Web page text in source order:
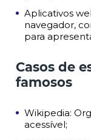
Aplicativos
navegador,
para
Casos de
famosos
Wikipedia:
acessível;